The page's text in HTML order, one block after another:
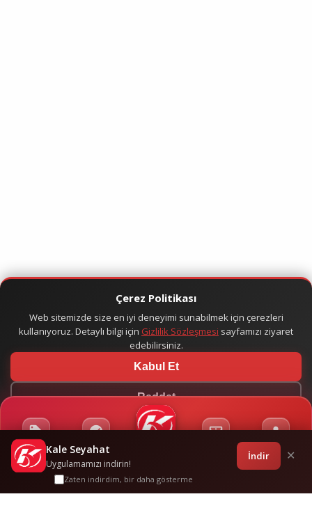
Kampanyalar Sponsorluklar Giriş
Çerez Politikası
Web sitemizde size en iyi deneyimi sunabilmek için çerezleri
kullanıyoruz. Detaylı bilgi için Gizlilik Sözleşmesi sayfamızı ziyaret
edebilirsiniz.
Kabul Et
Reddet
Kale Seyahat
Uygulamamızı indirin!
İndir ✕
Zaten indirdim, bir daha gösterme